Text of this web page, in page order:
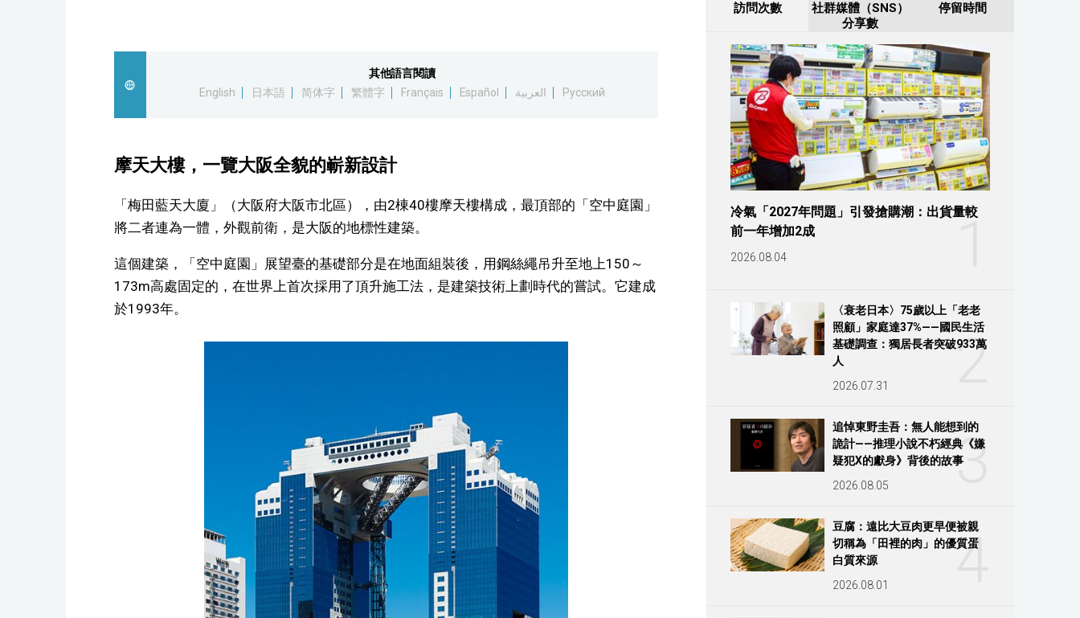
其他語言閱讀
English
日本語 简体字 繁體字 Français Español العربية Русский
摩天大樓，一覽大阪全貌的嶄新設計
「梅田藍天大廈」（大阪府大阪市北區），由2棟40樓摩天樓構成，最頂部的「空中庭園」
將二者連為一體，外觀前衛，是大阪的地標性建築。
這個建築，「空中庭園」展望臺的基礎部分是在地面組裝後，用鋼絲繩吊升至地上150～
173m高處固定的，在世界上首次採用了頂升施工法，是建築技術上劃時代的嘗試。它建成
於1993年。
訪問次數
社群媒體（SNS）
分享數
停留時間
冷氣「2027年問題」引發搶購潮：出貨量較
前一年增加2成
2026.08.04
2
〈衰老日本〉75歲以上「老老
照顧」家庭達37%——國民生活
基礎調查：獨居長者突破933萬
人
2026.07.31
3
追悼東野圭吾：無人能想到的
詭計——推理小說不朽經典《嫌
疑犯X的獻身》背後的故事
2026.08.05
4
豆腐：遠比大豆肉更早便被親
切稱為「田裡的肉」的優質蛋
白質來源
2026.08.01